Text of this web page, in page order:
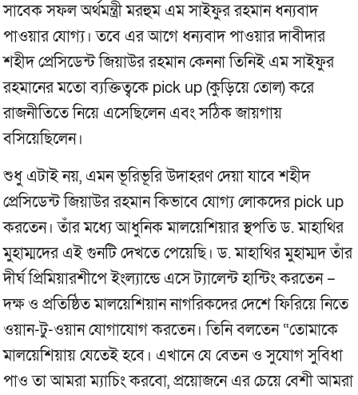
সাবেক সফল অর্থমন্ত্রী মরহুম এম সাইফুর রহমান ধন্যবাদ
পাওয়ার যোগ্য। তবে এর আগে ধন্যবাদ পাওয়ার দাবীদার
শহীদ প্রেসিডেন্ট জিয়াউর রহমান কেননা তিনিই এম সাইফুর
রহমানের মতো ব্যক্তিত্বকে pick up (কুড়িয়ে তোল) করে
রাজনীতিতে নিয়ে এসেছিলেন এবং সঠিক জায়গায়
বসিয়েছিলেন।
শুধু এটাই নয়, এমন ভূরিভূরি উদাহরণ দেয়া যাবে শহীদ
প্রেসিডেন্ট জিয়াউর রহমান কিভাবে যোগ্য লোকদের pick up
করতেন। তাঁর মধ্যে আধুনিক মালয়েশিয়ার স্থপতি ড. মাহাথির
মুহাম্মদের এই গুনটি দেখতে পেয়েছি। ড. মাহাথির মুহাম্মদ তাঁর
দীর্ঘ প্রিমিয়ারশীপে ইংল্যান্ডে এসে ট্যালেন্ট হান্টিং করতেন –
দক্ষ ও প্রতিষ্ঠিত মালয়েশিয়ান নাগরিকদের দেশে ফিরিয়ে নিতে
ওয়ান-টু-ওয়ান যোগাযোগ করতেন। তিনি বলতেন “তোমাকে
মালয়েশিয়ায় যেতেই হবে। এখানে যে বেতন ও সুযোগ সুবিধা
পাও তা আমরা ম্যাচিং করবো, প্রয়োজনে এর চেয়ে বেশী আমরা